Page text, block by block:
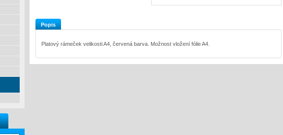
Popis
Platový rámeček velikosti A4, červená barva. Možnost vložení fólie A4.